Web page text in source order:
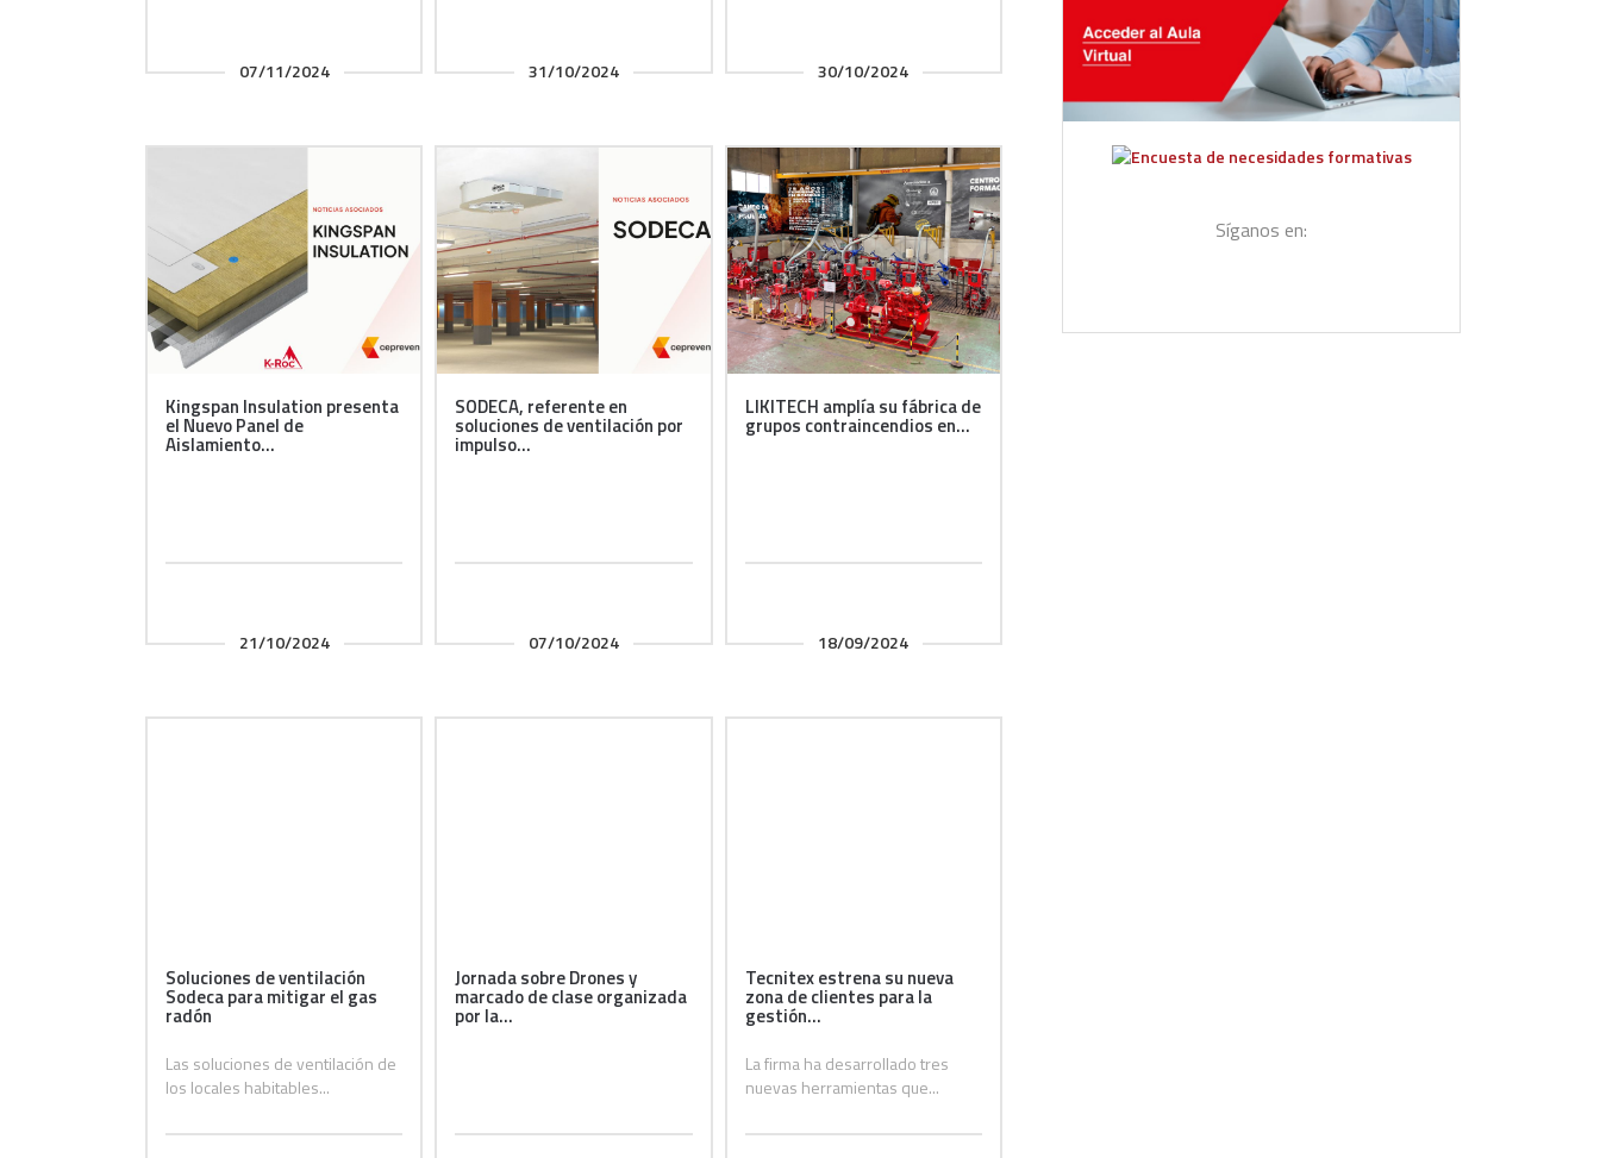
07/11/2024 31/10/2024 30/10/2024
Kingspan Insulation presenta
el Nuevo Panel de
Aislamiento...
21/10/2024
SODECA, referente en
soluciones de ventilación por
impulso...
07/10/2024
LIKITECH amplía su fábrica de
grupos contraincendios en...
18/09/2024
Soluciones de ventilación
Sodeca para mitigar el gas
radón
Las soluciones de ventilación de
los locales habitables...
Jornada sobre Drones y
marcado de clase organizada
por la...
Tecnitex estrena su nueva
zona de clientes para la
gestión...
La firma ha desarrollado tres
nuevas herramientas que...
Síganos en: